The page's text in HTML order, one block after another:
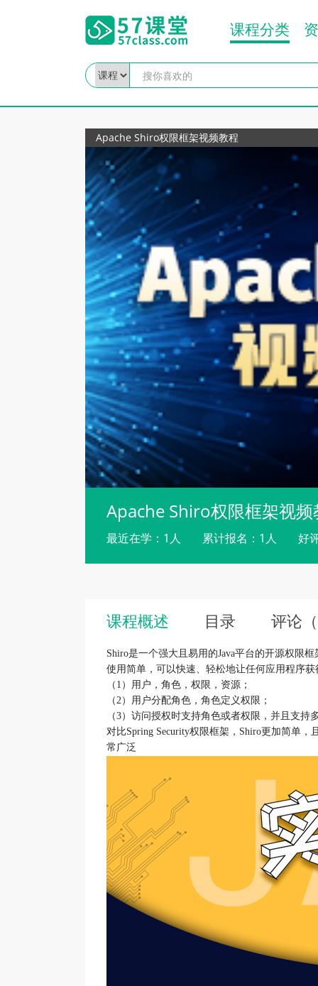
课程分类
Apache Shiro权限框架视频教程
Apache Shiro权限框架视频
最近在学：1人 累计报名：1人 好
课程概述 目录 评论（
Shiro是一个强大且易用的Java平台的开源权限
使用简单，可以快速、轻松地让任何应用程序
（1）用户，角色，权限，资源；
（2）用户分配角色，角色定义权限；
（3）访问授权时支持角色或者权限，并且支持
对比Spring Security权限框架，Shiro更加简单
常广泛